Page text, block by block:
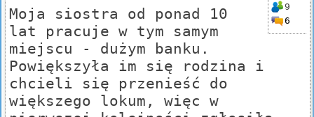
9
6
Moja siostra od ponad 10
lat pracuje w tym samym
miejscu - dużym banku.
Powiększyła im się rodzina i
chcieli się przenieść do
większego lokum, więc w